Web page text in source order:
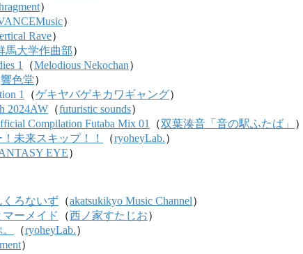
）
）
Rave）
馬大学作曲部）
1
（Melodious Nekochan）
響色堂）
1
（ゲキヤバゲキカワギャング）
2024AW （futuristic sounds）
Compilation Futaba Mix 01
（双葉湊音「音の駅ふたば」
）
未来スキップ！！
（ryoheyLab.）
EYE）
くろないず （akatsukikyo Music Channel）
ーメイド
（西ノ家すたじお）
（ryoheyLab.）
）